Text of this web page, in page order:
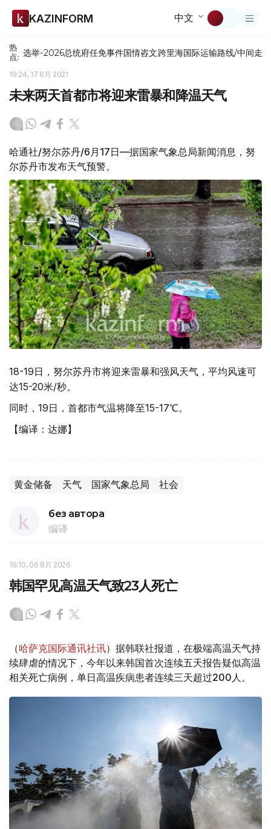
KAZINFORM 中文
热
点: 选举-2026总统府任免事件国情咨文跨里海国际运输路线/中间走廊
19:24, 17 6月 2021
未来两天首都市将迎来雷暴和降温天气
哈通社/努尔苏丹/6月17日—据国家气象总局新闻消息，努
尔苏丹市发布天气预警。
18-19日，努尔苏丹市将迎来雷暴和强风天气，平均风速可
达15-20米/秒。
同时，19日，首都市气温将降至15-17℃。
【编译：达娜】
黄金储备 天气 国家气象总局 社会
без автора
编译
16:10, 06 8月 2026
韩国罕见高温天气致23人死亡
（哈萨克国际通讯社讯）据韩联社报道，在极端高温天气持
续肆虐的情况下，今年以来韩国首次连续五天报告疑似高温
相关死亡病例，单日高温疾病患者连续三天超过200人。